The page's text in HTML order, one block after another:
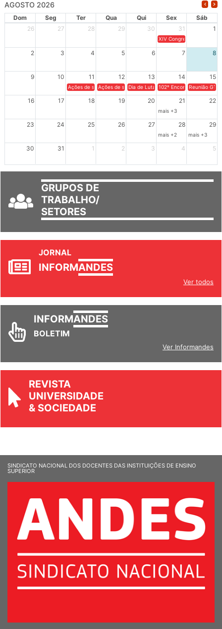
AGOSTO 2026
Dom Seg Ter Qua Qui Sex
Sáb
26
27 28 29 30 31 1
XIV Congresso Brasileiro
2 3 4 5 6 7 8
9 10 11 12 13 14 15
Ações de solidariedade a Cuba no Rio Grande do Sul - 100
Ações de solidariedade a Cuba no Rio Grande do
Dia de Luta em Defesa de Cuba e da
102º Encontro da
Reunião
16 17 18 19 20 21 22
mais +3
23 24 25 26 27 28 29
mais +2 mais +3
30 31 1 2 3 4 5
GRUPOS DE
TRABALHO/
SETORES
JORNAL
INFORMANDES
Ver todos
INFORMANDES
BOLETIM
Ver Informandes
REVISTA
UNIVERSIDADE
& SOCIEDADE
SINDICATO NACIONAL DOS DOCENTES DAS INSTITUIÇÕES DE ENSINO
SUPERIOR